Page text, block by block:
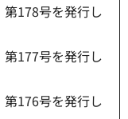
178号を発行し
177号を発行し
176号を発行し